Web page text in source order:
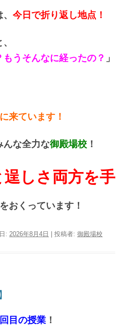
今日で折り返し地点！
もうそんなに経ったの？ 」
来ています！
んな全力な御殿場校 ！
逞しさ両方を手
をおくっています！
: 2026年8月4日 投稿者: 御殿場校
目の授業 ！